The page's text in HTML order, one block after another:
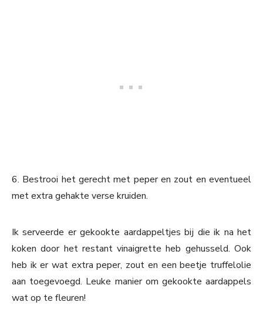
6. Bestrooi het gerecht met peper en zout en eventueel
met extra gehakte verse kruiden.
Ik serveerde er gekookte aardappeltjes bij die ik na het
koken door het restant vinaigrette heb gehusseld. Ook
heb ik er wat extra peper, zout en een beetje truffelolie
aan toegevoegd. Leuke manier om gekookte aardappels
wat op te fleuren!